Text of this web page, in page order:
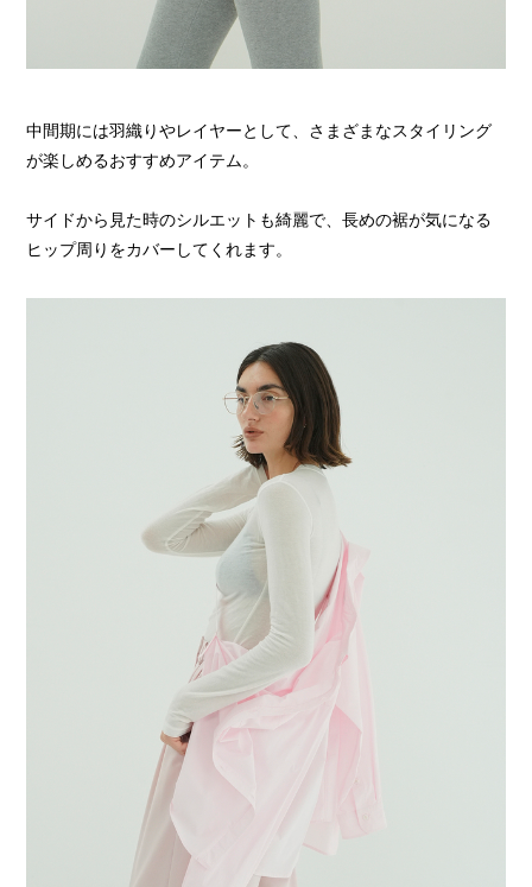
中間期には羽織りやレイヤーとして、さまざまなスタイリング
が楽しめるおすすめアイテム。
サイドから見た時のシルエットも綺麗で、長めの裾が気になる
ヒップ周りをカバーしてくれます。